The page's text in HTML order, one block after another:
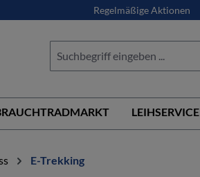
Regelmäßige Aktionen
LEIHSERVICE
E-Trekking